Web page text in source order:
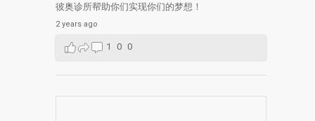
彼奥诊所帮助你们实现你们的梦想！
2 years ago
1 0 0